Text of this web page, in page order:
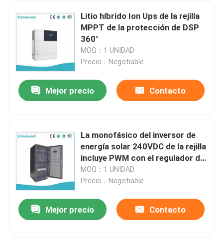
Litio híbrido Ion Ups de la rejilla
MPPT de la protección de DSP
360°
MOQ：1 UNIDAD
Precio：Negotiable
Mejor precio Contacto
La monofásico del inversor de
energía solar 240VDC de la rejilla
incluye PWM con el regulador de
la carga de MPPT
MOQ：1 UNIDAD
Precio：Negotiable
Mejor precio Contacto